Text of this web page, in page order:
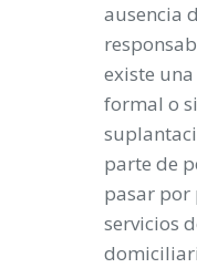
ausencia
existe
formal o
parte de
pasar por
servicios